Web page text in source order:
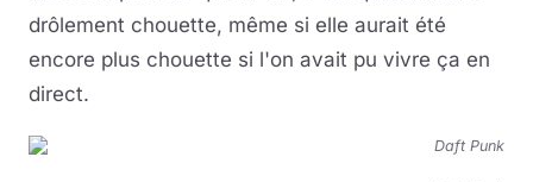
drôlement chouette, même si elle aurait été
encore plus chouette si l'on avait pu vivre ça en
direct.